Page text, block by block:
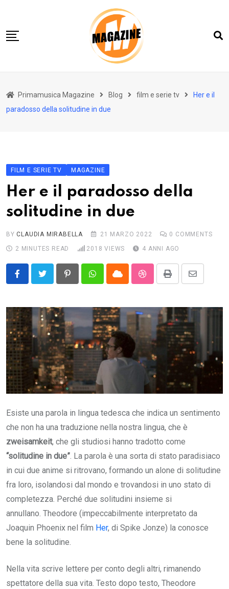
content
Blog
Primamusica Magazine Blog film e serie tv
Her e il
paradosso della solitudine in due
FILM E SERIE TV MAGAZINE
Her e il paradosso della
solitudine in due
BY CLAUDIA MIRABELLA 21 MARZO 2022 0 COMMENTS
2 MINUTES READ
2018 VIEWS 4 ANNI AGO
PinterestWhatsappCloud StumbleUpon
Print
Share
Email
Esiste una parola in lingua tedesca che indica un sentimento
che non ha una traduzione nella nostra lingua, che è
zweisamkeit, che gli studiosi hanno tradotto come
“solitudine in due”. La parola è una sorta di stato paradisiaco
in cui due anime si ritrovano, formando un alone di solitudine
fra loro, isolandosi dal mondo e trovandosi in uno stato di
completezza. Perché due solitudini insieme si
annullano. Theodore (impeccabilmente interpretato da
Joaquin Phoenix nel film Her, di Spike Jonze) la conosce
bene la solitudine.
Nella vita scrive lettere per conto degli altri, rimanendo
spettatore della sua vita. Testo dopo testo, Theodore